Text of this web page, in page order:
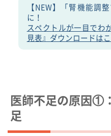
【NEW】「腎機能調
に！
スペクトルが一目でわ
見表』ダウンロードは
医師不足の原因①
足